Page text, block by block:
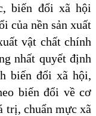
biến đổi xã hội
của nền sản xuất
vật chất chính
nhất quyết định
biến đổi xã hội,
biến đổi về cơ
trị, chuẩn mực xã